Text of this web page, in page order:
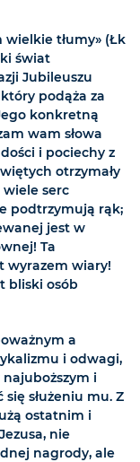
wielkie tłumy» (Łk
świat
Jubileuszu
podąża za
konkretną
wam słowa
i pociechy z
otrzymały
wiele serc
podtrzymują rąk;
jest w
Ta
wyrazem wiary!
bliski osób
a
i odwagi,
i
służeniu mu. Z
ostatnim i
nie
nagrody, ale